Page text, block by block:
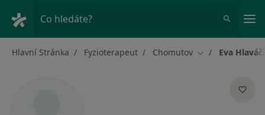
Co hledáte?
Hlavní Stránka Fyzioterapeut Chomutov Změna města
Eva